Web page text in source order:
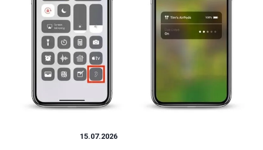
15.07.2026